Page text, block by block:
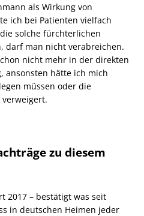
als Wirkung von
ich bei Patienten vielfach
solche fürchterlichen
darf man nicht verabreichen.
nicht mehr in der direkten
ansonsten hätte ich mich
müssen oder die
zu diesem
2017 – bestätigt was seit
in deutschen Heimen jeder